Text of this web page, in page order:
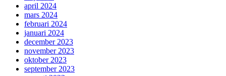
april 2024
mars 2024
februari 2024
januari 2024
december 2023
november 2023
oktober 2023
september 2023